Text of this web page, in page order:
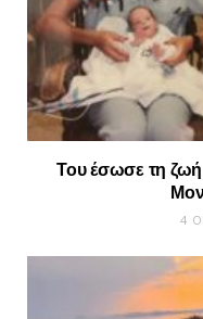
Του έσωσε τη
4